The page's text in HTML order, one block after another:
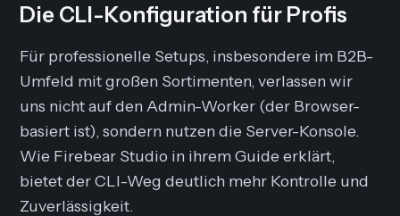
Die CLI-Konfiguration für Profis
Für professionelle Setups, insbesondere im B2B-
Umfeld mit großen Sortimenten, verlassen wir
uns nicht auf den Admin-Worker (der Browser-
basiert ist), sondern nutzen die Server-Konsole.
Wie Firebear Studio in ihrem Guide erklärt,
bietet der CLI-Weg deutlich mehr Kontrolle und
Zuverlässigkeit.